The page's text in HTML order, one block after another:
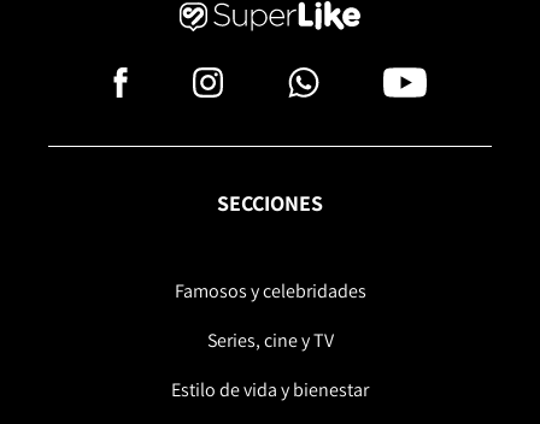
SECCIONES
Famosos y celebridades
Series, cine y TV
Estilo de vida y bienestar